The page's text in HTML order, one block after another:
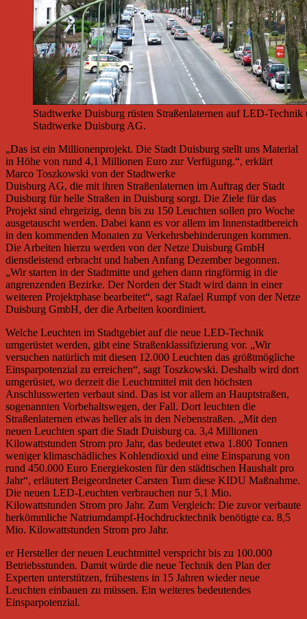
Stadtwerke Duisburg rüsten Straßenlaternen auf LED-Technik
Stadtwerke Duisburg AG.
„Das ist ein Millionenprojekt. Die Stadt Duisburg stellt uns Material
in Höhe von rund 4,1 Millionen Euro zur Verfügung.“, erklärt
Marco Toszkowski von der Stadtwerke
Duisburg AG, die mit ihren Straßenlaternen im Auftrag der Stadt
Duisburg für helle Straßen in Duisburg sorgt. Die Ziele für das
Projekt sind ehrgeizig, denn bis zu 150 Leuchten sollen pro Woche
ausgetauscht werden. Dabei kann es vor allem im Innenstadtbereich
in den kommenden Monaten zu Verkehrsbehinderungen kommen.
Die Arbeiten hierzu werden von der Netze Duisburg GmbH
dienstleistend erbracht und haben Anfang Dezember begonnen.
„Wir starten in der Stadtmitte und gehen dann ringförmig in die
angrenzenden Bezirke. Der Norden der Stadt wird dann in einer
weiteren Projektphase bearbeitet“, sagt Rafael Rumpf von der Netze
Duisburg GmbH, der die Arbeiten koordiniert.
Welche Leuchten im Stadtgebiet auf die neue LED-Technik
umgerüstet werden, gibt eine Straßenklassifizierung vor. „Wir
versuchen natürlich mit diesen 12.000 Leuchten das größtmögliche
Einsparpotenzial zu erreichen“, sagt Toszkowski. Deshalb wird dort
umgerüstet, wo derzeit die Leuchtmittel mit den höchsten
Anschlusswerten verbaut sind. Das ist vor allem an Hauptstraßen,
sogenannten Vorbehaltswegen, der Fall. Dort leuchten die
Straßenlaternen etwas heller als in den Nebenstraßen. „Mit den
neuen Leuchten spart die Stadt Duisburg ca. 3,4 Millionen
Kilowattstunden Strom pro Jahr, das bedeutet etwa 1.800 Tonnen
weniger klimaschädliches Kohlendioxid und eine Einsparung von
rund 450.000 Euro Energiekosten für den städtischen Haushalt pro
Jahr“, erläutert Beigeordneter Carsten Tum diese KIDU Maßnahme.
Die neuen LED-Leuchten verbrauchen nur 5,1 Mio.
Kilowattstunden Strom pro Jahr. Zum Vergleich: Die zuvor verbaute
herkömmliche Natriumdampf-Hochdrucktechnik benötigte ca. 8,5
Mio. Kilowattstunden Strom pro Jahr.
er Hersteller der neuen Leuchtmittel verspricht bis zu 100.000
Betriebsstunden. Damit würde die neue Technik den Plan der
Experten unterstützen, frühestens in 15 Jahren wieder neue
Leuchten einbauen zu müssen. Ein weiteres bedeutendes
Einsparpotenzial.